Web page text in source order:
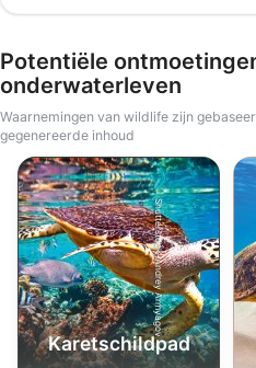
Potentiële
onderwaterleven
Waarnemingen van wildlife zijn
gegenereerde inhoud
Shutterstock-Andrey Armyagov
Karetschildpad